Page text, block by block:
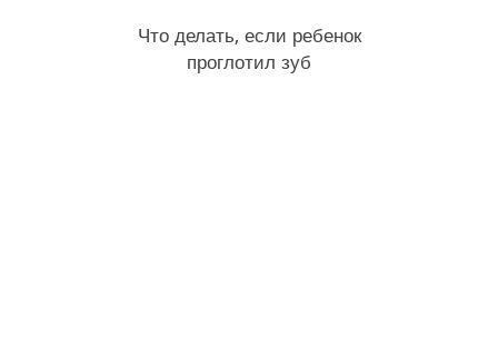
Что делать, если ребенок
проглотил зуб